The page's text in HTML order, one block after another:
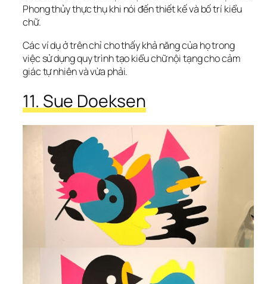
Phong thủy thực thụ khi nói đến thiết kế và bố trí kiểu
chữ.
Các ví dụ ở trên chỉ cho thấy khả năng của họ trong
việc sử dụng quy trình tạo kiểu chữ nội tạng cho cảm
giác tự nhiên và vừa phải.
11. Sue Doeksen